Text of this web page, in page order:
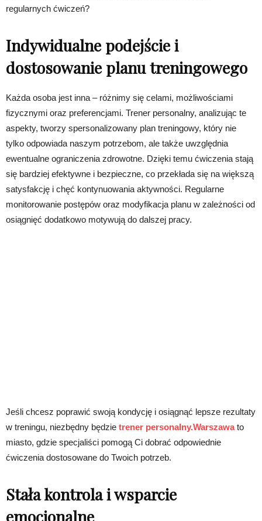
regularnych ćwiczeń?
Indywidualne podejście i
dostosowanie planu treningowego
Każda osoba jest inna – różnimy się celami, możliwościami
fizycznymi oraz preferencjami. Trener personalny, analizując te
aspekty, tworzy spersonalizowany plan treningowy, który nie
tylko odpowiada naszym potrzebom, ale także uwzględnia
ewentualne ograniczenia zdrowotne. Dzięki temu ćwiczenia stają
się bardziej efektywne i bezpieczne, co przekłada się na większą
satysfakcję i chęć kontynuowania aktywności. Regularne
monitorowanie postępów oraz modyfikacja planu w zależności od
osiągnięć dodatkowo motywują do dalszej pracy.
Jeśli chcesz poprawić swoją kondycję i osiągnąć lepsze rezultaty
w treningu, niezbędny będzie trener personalny.Warszawato
miasto, gdzie specjaliści pomogą Ci dobrać odpowiednie
ćwiczenia dostosowane do Twoich potrzeb.
Stała kontrola i wsparcie
emocjonalne